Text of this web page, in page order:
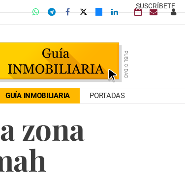
SUSCRÍBETE
GUÍA INMOBILIARIA PORTADAS
zona